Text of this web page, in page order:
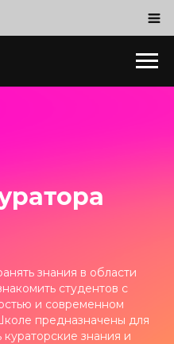
знания в области
студентов с
и современном
предназначены для
кураторские знания и